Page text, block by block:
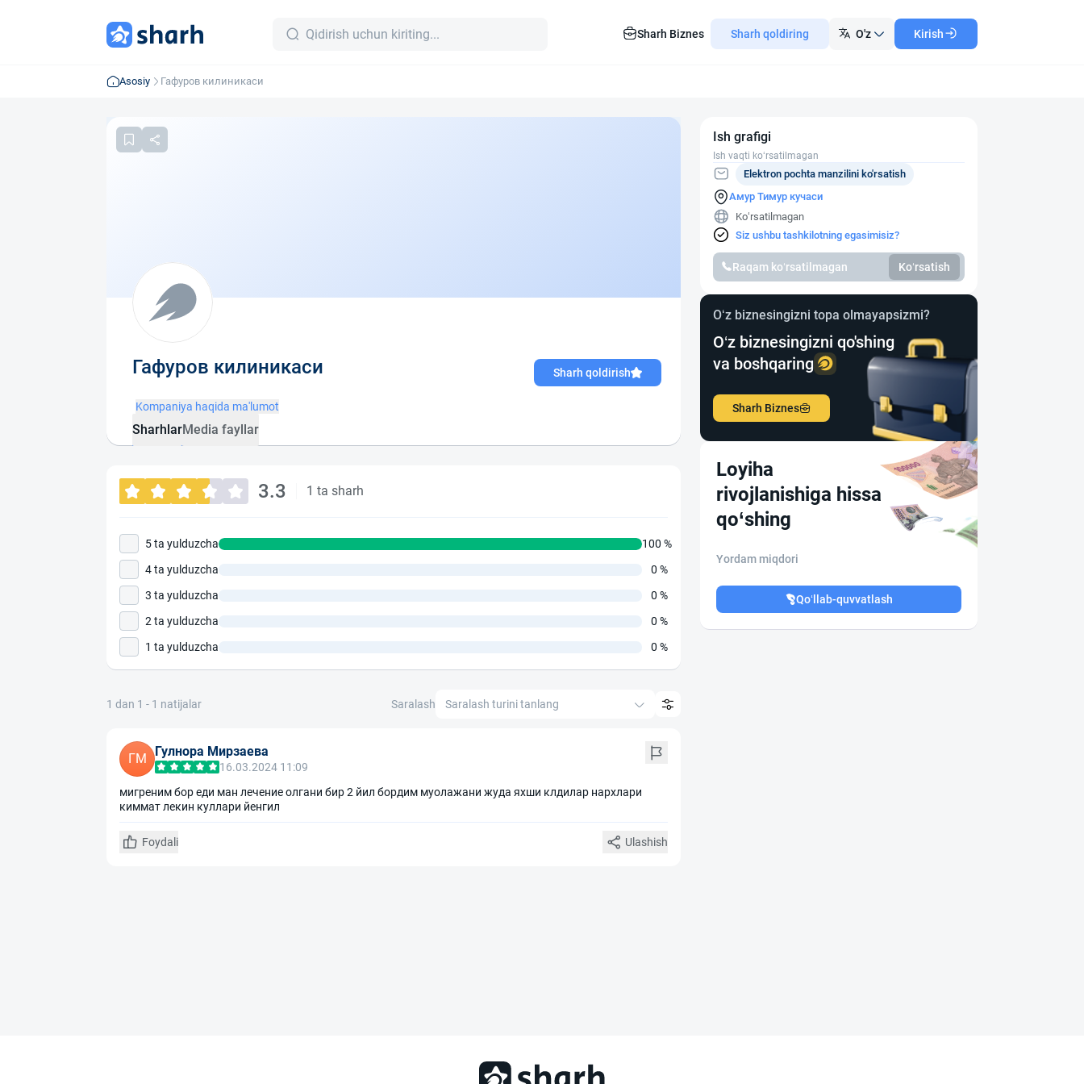
Sharh Biznes Sharh qoldiring O'z Kirish
Asosiy Гафуров килиникаси
Гафуров килиникаси Sharh qoldirish
Kompaniya haqida ma'lumot
SharhlarMedia fayllar
3.3 1 ta sharh
5 ta yulduzcha
100 %
4 ta yulduzcha
0 %
3 ta yulduzcha
0 %
2 ta yulduzcha
0 %
1 ta yulduzcha
0 %
1 dan 1 - 1 natijalar Saralash Saralash turini tanlang
ГМ Гулнора Мирзаева
16.03.2024 11:09
мигреним бор еди ман лечение олгани бир 2 йил бордим муолажани жуда яхши клдилар нархлари
киммат лекин куллари йенгил
Foydali Ulashish
Ish grafigi
Ish vaqti ko‘rsatilmagan
Амур Тимур кучаси
Elektron pochta manzilini ko'rsatish
Ko‘rsatilmagan
Siz ushbu tashkilotning egasimisiz?
Raqam ko‘rsatilmagan Ko‘rsatish
O‘z biznesingizni topa olmayapsizmi?
O‘z biznesingizni qo'shing
va boshqaring
Sharh Biznes
Loyiha
rivojlanishiga hissa
qo‘shing
Yordam miqdori
Qo‘llab-quvvatlash